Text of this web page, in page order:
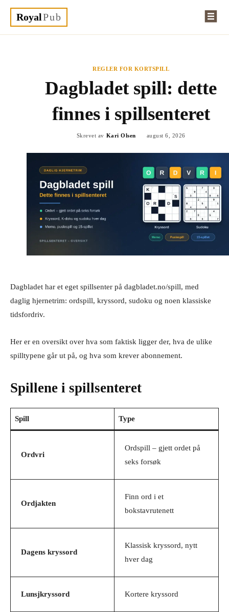
RoyalPub
REGLER FOR KORTSPILL
Dagbladet spill: dette
finnes i spillsenteret
Skrevet av Kari Olsen august 6, 2026
Dagbladet har et eget spillsenter på dagbladet.no/spill, med
daglig hjernetrim: ordspill, kryssord, sudoku og noen klassiske
tidsfordriv.
Her er en oversikt over hva som faktisk ligger der, hva de ulike
spilltypene går ut på, og hva som krever abonnement.
Spillene i spillsenteret
Spill Type
Ordvri
Ordspill – gjett ordet på
seks forsøk
Ordjakten
Finn ord i et
bokstavrutenett
Dagens kryssord
Klassisk kryssord, nytt
hver dag
Lunsjkryssord Kortere kryssord